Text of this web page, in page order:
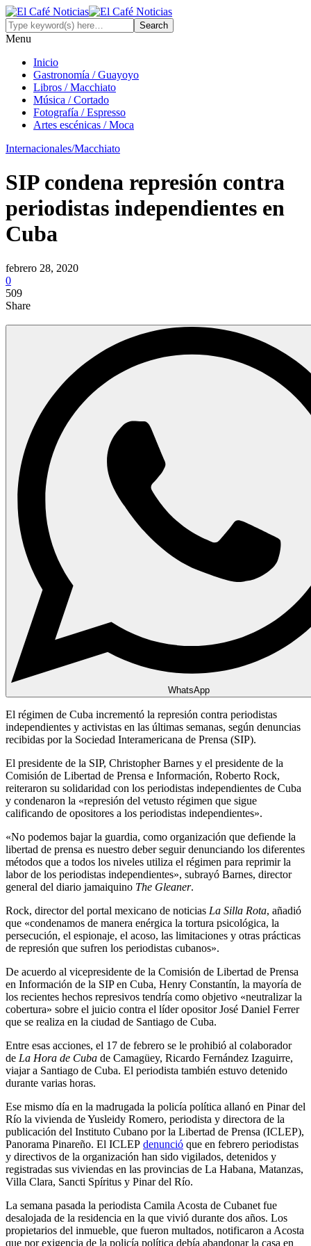
Menu
Inicio
Gastronomía / Guayoyo
Libros / Macchiato
Música / Cortado
Fotografía / Espresso
Artes escénicas / Moca
Internacionales/Macchiato
SIP condena represión contra
periodistas independientes en
Cuba
febrero 28, 2020
0
509
Share
WhatsApp
El régimen de Cuba incrementó la represión contra periodistas
independientes y activistas en las últimas semanas, según denuncias
recibidas por la Sociedad Interamericana de Prensa (SIP).
El presidente de la SIP, Christopher Barnes y el presidente de la
Comisión de Libertad de Prensa e Información, Roberto Rock,
reiteraron su solidaridad con los periodistas independientes de Cuba
y condenaron la «represión del vetusto régimen que sigue
calificando de opositores a los periodistas independientes».
«No podemos bajar la guardia, como organización que defiende la
libertad de prensa es nuestro deber seguir denunciando los diferentes
métodos que a todos los niveles utiliza el régimen para reprimir la
labor de los periodistas independientes», subrayó Barnes, director
general del diario jamaiquino The Gleaner.
Rock, director del portal mexicano de noticias La Silla Rota, añadió
que «condenamos de manera enérgica la tortura psicológica, la
persecución, el espionaje, el acoso, las limitaciones y otras prácticas
de represión que sufren los periodistas cubanos».
De acuerdo al vicepresidente de la Comisión de Libertad de Prensa
en Información de la SIP en Cuba, Henry Constantín, la mayoría de
los recientes hechos represivos tendría como objetivo «neutralizar la
cobertura» sobre el juicio contra el líder opositor José Daniel Ferrer
que se realiza en la ciudad de Santiago de Cuba.
Entre esas acciones, el 17 de febrero se le prohibió al colaborador
de La Hora de Cuba de Camagüey, Ricardo Fernández Izaguirre,
viajar a Santiago de Cuba. El periodista también estuvo detenido
durante varias horas.
Ese mismo día en la madrugada la policía política allanó en Pinar del
Río la vivienda de Yusleidy Romero, periodista y directora de la
publicación del Instituto Cubano por la Libertad de Prensa (ICLEP),
Panorama Pinareño. El ICLEP denunció que en febrero periodistas
y directivos de la organización han sido vigilados, detenidos y
registradas sus viviendas en las provincias de La Habana, Matanzas,
Villa Clara, Sancti Spíritus y Pinar del Río.
La semana pasada la periodista Camila Acosta de Cubanet fue
desalojada de la residencia en la que vivió durante dos años. Los
propietarios del inmueble, que fueron multados, notificaron a Acosta
que por exigencia de la policía política debía abandonar la casa en